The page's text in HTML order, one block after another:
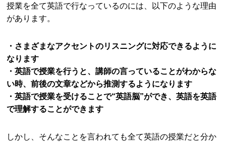
授業を全て英語で行なっているのには、以下のような理由
があります。
・さまざまなアクセントのリスニングに対応できるように
なります
・英語で授業を行うと、講師の言っていることがわからな
い時、前後の文章などから推測するようになります
・英語で授業を受けることで“英語脳”ができ、英語を英語
で理解することができます
しかし、そんなことを言われても全て英語の授業だと分か